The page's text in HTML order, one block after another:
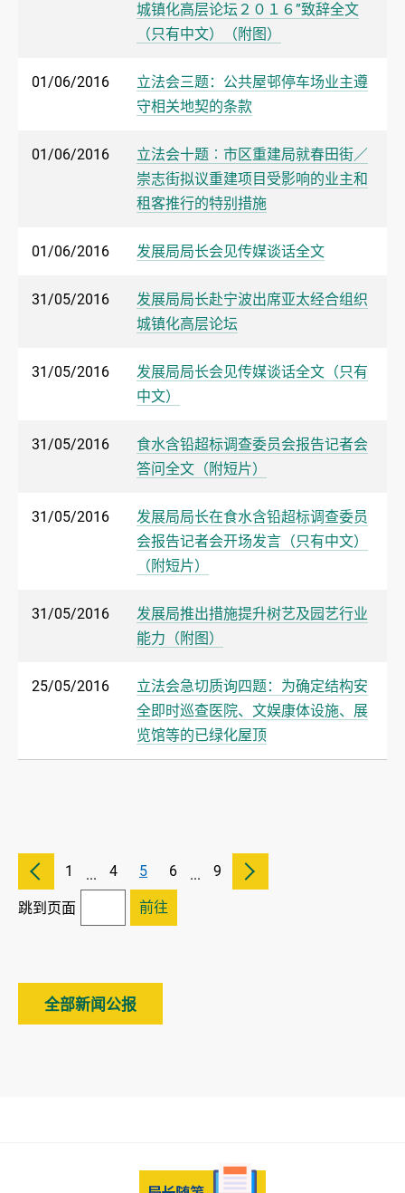
城镇化高层论坛２０１６”致辞全文
（只有中文）（附图）
01/06/2016
立法会三题：公共屋邨停车场业主遵
守相关地契的条款
01/06/2016
立法会十题︰市区重建局就春田街／
崇志街拟议重建项目受影响的业主和
租客推行的特别措施
01/06/2016 发展局局长会见传媒谈话全文
31/05/2016
发展局局长赴宁波出席亚太经合组织
城镇化高层论坛
31/05/2016
发展局局长会见传媒谈话全文（只有
中文）
31/05/2016
食水含铅超标调查委员会报告记者会
答问全文（附短片）
31/05/2016
发展局局长在食水含铅超标调查委员
会报告记者会开场发言（只有中文）
（附短片）
31/05/2016
发展局推出措施提升树艺及园艺行业
能力（附图）
25/05/2016
立法会急切质询四题：为确定结构安
全即时巡查医院、文娱康体设施、展
览馆等的已绿化屋顶
1 ... 4 5 6 ... 9
跳到页面 前往
全部新闻公报